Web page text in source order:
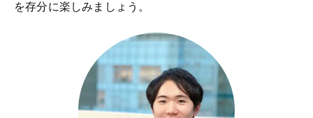
を存分に楽しみましょう。